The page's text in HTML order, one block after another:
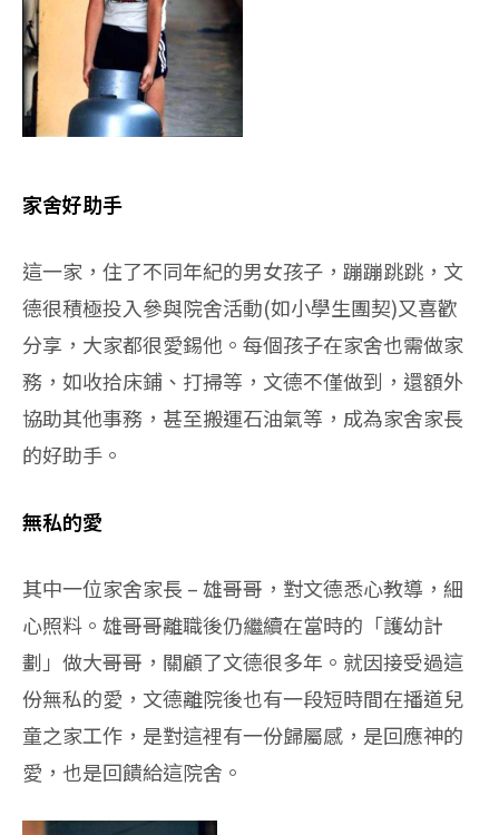
家舍好助手
這一家，住了不同年紀的男女孩子，蹦蹦跳跳，文
德很積極投入參與院舍活動(如小學生團契)又喜歡
分享，大家都很愛錫他。每個孩子在家舍也需做家
務，如收拾床鋪、打掃等，文德不僅做到，還額外
協助其他事務，甚至搬運石油氣等，成為家舍家長
的好助手。
無私的愛
其中一位家舍家長 – 雄哥哥，對文德悉心教導，細
心照料。雄哥哥離職後仍繼續在當時的「護幼計
劃」做大哥哥，關顧了文德很多年。就因接受過這
份無私的愛，文德離院後也有一段短時間在播道兒
童之家工作，是對這裡有一份歸屬感，是回應神的
愛，也是回饋給這院舍。